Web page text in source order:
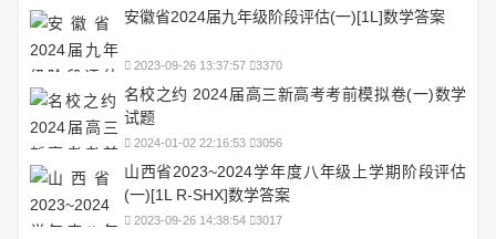
安徽省2024届九年级阶段评估(一)[1L]数学答案
2023-09-26 13:37:57 3370
名校之约 2024届高三新高考考前模拟卷(一)数学
试题
2024-01-02 22:16:53 3056
山西省2023~2024学年度八年级上学期阶段评估
(一)[1L R-SHX]数学答案
2023-09-26 14:38:54 3017